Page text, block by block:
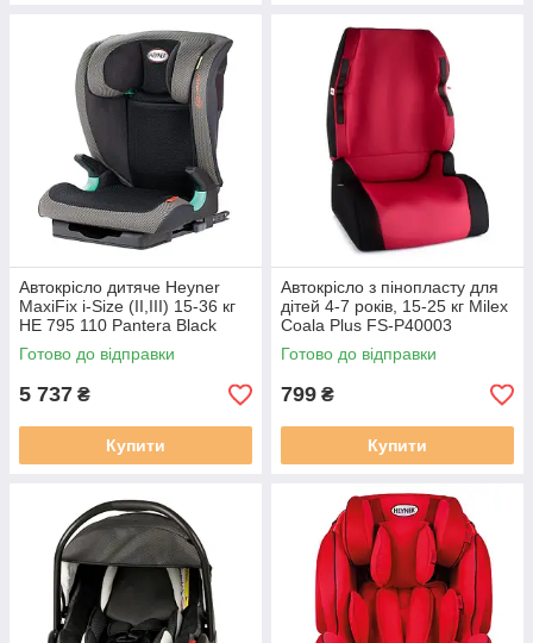
Автокрісло дитяче Heyner
MaxiFix i-Size (II,III) 15-36 кг
HE 795 110 Pantera Black
чорного кольору
Готово до відправки
5 737 ₴
Купити
Автокрісло з пінопласту для
дітей 4-7 років, 15-25 кг Milex
Coala Plus FS-P40003
червоного кольору
Готово до відправки
799 ₴
Купити